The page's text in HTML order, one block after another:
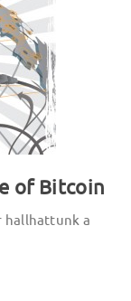
of Bitcoin
hallhattunk a